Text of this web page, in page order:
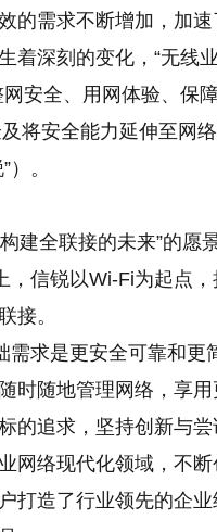
的需求不断增加，加
着深刻的变化，“无线
安全、用网体验、保
将安全能力延伸至网
。
建全联接的未来”的愿
，信锐以Wi-Fi为起点
接。
需求是更安全可靠和更
时随地管理网络，享用
的追求，坚持创新与
网络现代化领域，不
打造了行业领先的企